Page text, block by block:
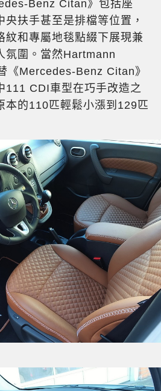
Benz Citan》包括座
扶手甚至是排檔等位置，
紋和專屬地毯點綴下展現兼
氛圍。當然Hartmann
《Mercedes-Benz Citan》
111 CDI車型在巧手改造之
本的110匹輕鬆小漲到129匹